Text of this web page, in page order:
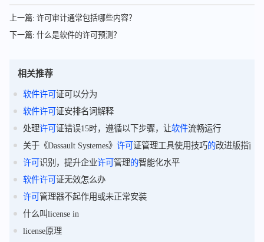
上一篇: 许可审计通常包括哪些内容？
下一篇: 什么是软件的许可预测？
相关推荐
软件许可证可以分为
软件许可证安排名词解释
处理许可证错误15时，遵循以下步骤，让软件流畅运行
关于《Dassault Systemes》 许可证管理工具使用技巧的改进版指南
许可识别，提升企业许可管理的智能化水平
软件许可证无效怎么办
许可管理器不起作用或未正常安装
什么叫license in
license原理